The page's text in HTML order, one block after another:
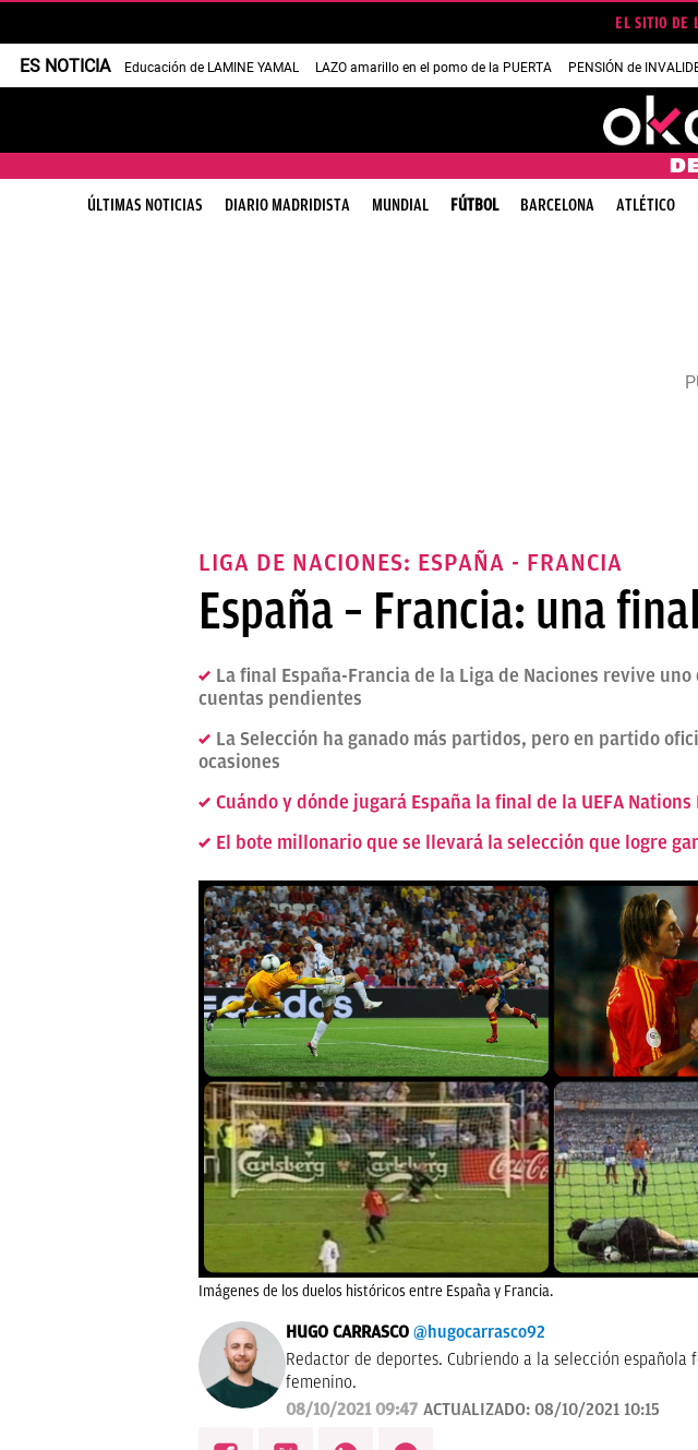
EL SITIO DE
ES NOTICIA Educación de LAMINE YAMAL LAZO amarillo en el pomo de la PUERTA PENSIÓN de
ÚLTIMAS NOTICIAS DIARIO MADRIDISTA MUNDIAL FÚTBOL BARCELONA ATLÉTICO
LIGA DE NACIONES: ESPAÑA - FRANCIA
España – Francia: una
La final España-Francia de la Liga de Naciones revive
cuentas pendientes
La Selección ha ganado más partidos, pero en partido
ocasiones
Cuándo y dónde jugará España la final de la UEFA
El bote millonario que se llevará la selección que logre
Imágenes de los duelos históricos entre España y Francia.
HUGO CARRASCO @hugocarrasco92
Redactor de deportes. Cubriendo a la selección española
femenino.
08/10/2021 09:47 ACTUALIZADO: 08/10/2021 10:15